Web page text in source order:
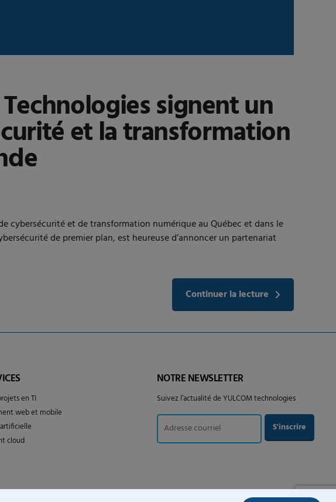
signent un
et la transformation
cybersécurité et de transformation numérique au Québec et dans le
de premier plan, est heureuse d’annoncer un partenariat
Continuer la lecture
en TI
web et mobile
cloud
NOTRE NEWSLETTER
Suivez l’actualité de YULCOM technologies